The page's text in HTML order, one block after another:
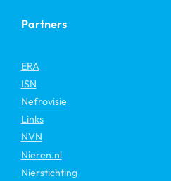
Partners
ERA
ISN
Nefrovisie
Links
NVN
Nieren.nl
Nierstichting